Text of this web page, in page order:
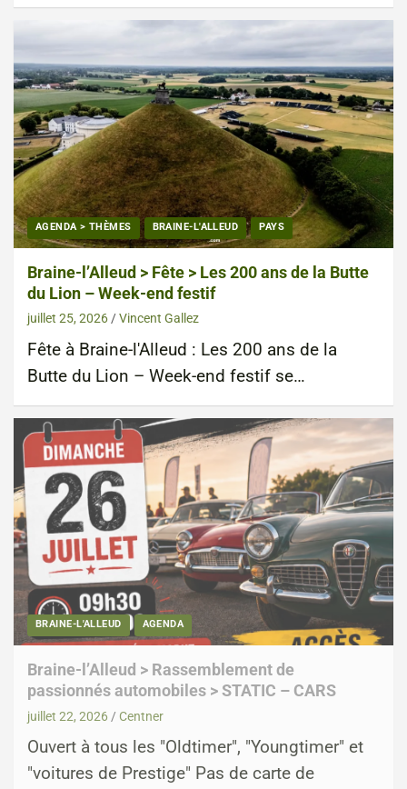
AGENDA > THÈMES BRAINE-L'ALLEUD PAYS
Braine-l’Alleud > Fête > Les 200 ans de la Butte
du Lion – Week-end festif
juillet 25, 2026 Vincent Gallez
Fête à Braine-l'Alleud : Les 200 ans de la
Butte du Lion – Week-end festif se…
BRAINE-L'ALLEUD AGENDA
Braine-l’Alleud > Rassemblement de
passionnés automobiles > STATIC – CARS
juillet 22, 2026 Centner
Ouvert à tous les "Oldtimer", "Youngtimer" et
"voitures de Prestige" Pas de carte de